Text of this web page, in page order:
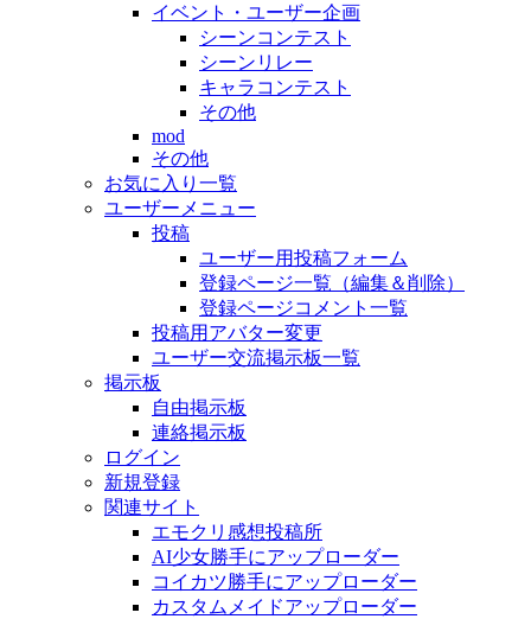
イベント・ユーザー企画
シーンコンテスト
シーンリレー
キャラコンテスト
その他
mod
その他
お気に入り一覧
ユーザーメニュー
投稿
ユーザー用投稿フォーム
登録ページ一覧（編集＆削除）
登録ページコメント一覧
投稿用アバター変更
ユーザー交流掲示板一覧
掲示板
自由掲示板
連絡掲示板
ログイン
新規登録
関連サイト
エモクリ感想投稿所
AI少女勝手にアップローダー
コイカツ勝手にアップローダー
カスタムメイドアップローダー